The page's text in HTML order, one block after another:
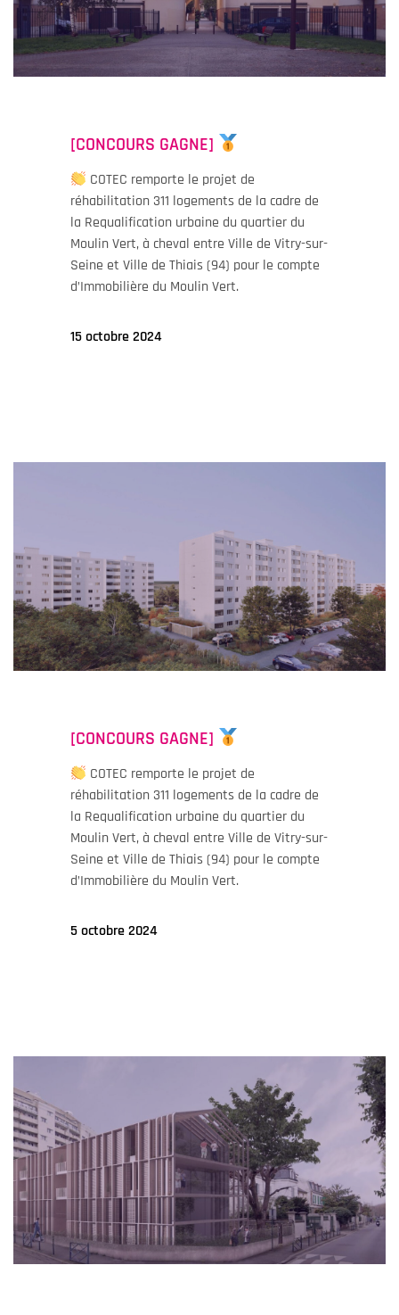
[CONCOURS GAGNE]
COTEC remporte le projet de
réhabilitation 311 logements de la cadre de
la Requalification urbaine du quartier du
Moulin Vert, à cheval entre Ville de Vitry-sur-
Seine et Ville de Thiais (94) pour le compte
d’Immobilière du Moulin Vert.
15 octobre 2024
[CONCOURS GAGNE]
COTEC remporte le projet de
réhabilitation 311 logements de la cadre de
la Requalification urbaine du quartier du
Moulin Vert, à cheval entre Ville de Vitry-sur-
Seine et Ville de Thiais (94) pour le compte
d’Immobilière du Moulin Vert.
5 octobre 2024